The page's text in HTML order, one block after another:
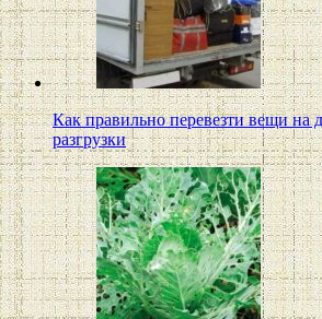
Как правильно перевезти вещи на
разгрузки